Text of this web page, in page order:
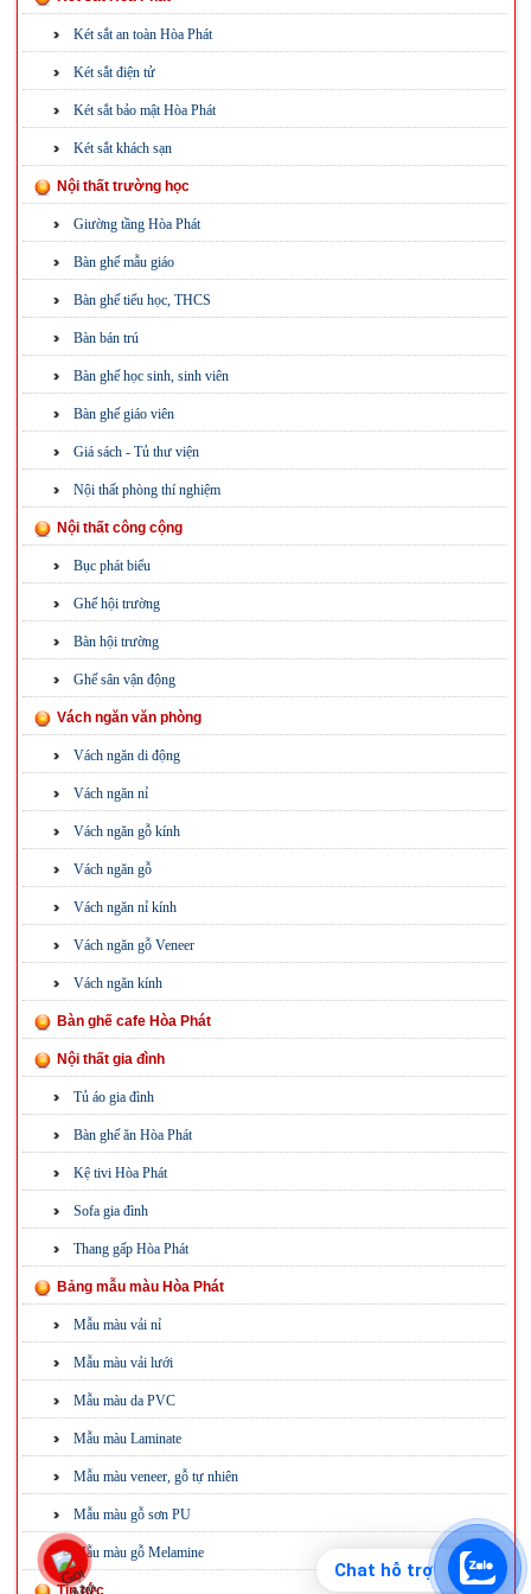
Chat hỗ trợ
Két sắt an toàn Hòa Phát
Két sắt điện tử
Két sắt bảo mật Hòa Phát
Két sắt khách sạn
Nội thất trường học
Giường tầng Hòa Phát
Bàn ghế mẫu giáo
Bàn ghế tiểu học, THCS
Bàn bán trú
Bàn ghế học sinh, sinh viên
Bàn ghế giáo viên
Giá sách - Tủ thư viện
Nội thất phòng thí nghiệm
Nội thất công cộng
Bục phát biểu
Ghế hội trường
Bàn hội trường
Ghế sân vận động
Vách ngăn văn phòng
Vách ngăn di động
Vách ngăn nỉ
Vách ngăn gỗ kính
Vách ngăn gỗ
Vách ngăn nỉ kính
Vách ngăn gỗ Veneer
Vách ngăn kính
Bàn ghế cafe Hòa Phát
Nội thất gia đình
Tủ áo gia đình
Bàn ghế ăn Hòa Phát
Kệ tivi Hòa Phát
Sofa gia đình
Thang gấp Hòa Phát
Bảng mẫu màu Hòa Phát
Mẫu màu vải nỉ
Mẫu màu vải lưới
Mẫu màu da PVC
Mẫu màu Laminate
Mẫu màu veneer, gỗ tự nhiên
Mẫu màu gỗ sơn PU
Mẫu màu gỗ Melamine
Tin tức